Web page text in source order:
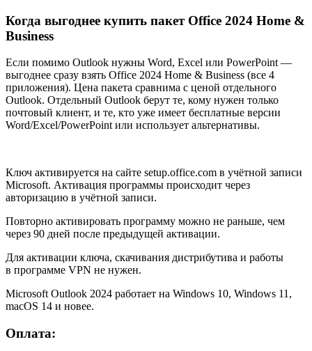
Когда выгоднее купить пакет Office 2024 Home &
Business
Если помимо Outlook нужны Word, Excel или PowerPoint —
выгоднее сразу взять Office 2024 Home & Business (все 4
приложения). Цена пакета сравнима с ценой отдельного
Outlook. Отдельный Outlook берут те, кому нужен только
почтовый клиент, и те, кто уже имеет бесплатные версии
Word/Excel/PowerPoint или использует альтернативы.
Ключ активируется на сайте setup.office.com в учётной записи
Microsoft. Активация программы происходит через
авторизацию в учётной записи.
Повторно активировать программу можно не раньше, чем
через 90 дней после предыдущей активации.
Для активации ключа, скачивания дистрибутива и работы
в программе VPN не нужен.
Microsoft Outlook 2024 работает на Windows 10, Windows 11,
macOS 14 и новее.
Оплата: